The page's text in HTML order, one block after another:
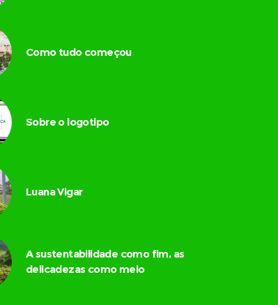
Como tudo começou
Sobre o logotipo
Luana Vigar
A sustentabilidade como fim, as
delicadezas como meio